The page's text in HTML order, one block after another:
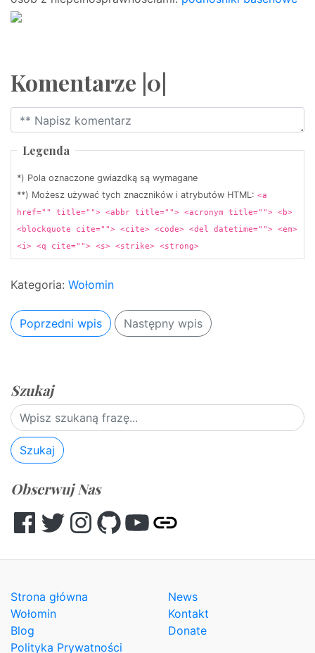
Komentarze |0|
Legenda
*) Pola oznaczone gwiazdką są wymagane
**) Możesz używać tych znaczników i atrybutów HTML: <a
href="" title=""> <abbr title=""> <acronym title=""> <b>
<blockquote cite=""> <cite> <code> <del datetime=""> <em>
<i> <q cite=""> <s> <strike> <strong>
Kategoria: Wołomin
Poprzedni wpis Następny wpis
Szukaj
Szukaj
Obserwuj Nas
Facebook
TwitterInstagram
GitHubYouTube
Other
Strona główna
Wołomin
Blog
Polityka Prywatności
News
Kontakt
Donate